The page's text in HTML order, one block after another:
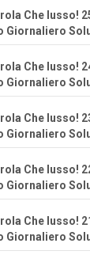
Che lusso!
Giornaliero
Che lusso!
Giornaliero
Che lusso!
Giornaliero
Che lusso!
Giornaliero
Che lusso!
Giornaliero